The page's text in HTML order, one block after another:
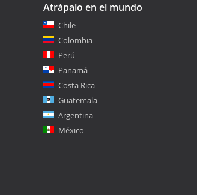
Atrápalo en el mundo
Chile
Colombia
Perú
Panamá
Costa Rica
Guatemala
Argentina
México